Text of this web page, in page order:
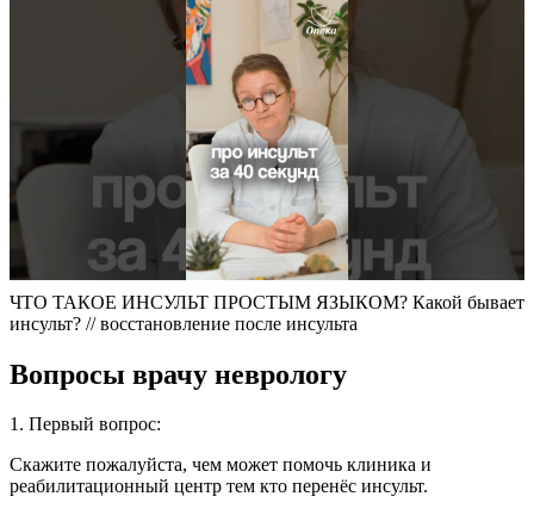
ЧТО ТАКОЕ ИНСУЛЬТ ПРОСТЫМ ЯЗЫКОМ? Какой бывает
инсульт? // восстановление после инсульта
Вопросы врачу неврологу
1. Первый вопрос:
Скажите пожалуйста, чем может помочь клиника и
реабилитационный центр тем кто перенёс инсульт.